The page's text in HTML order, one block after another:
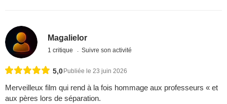
Magalielor
1 critique Suivre son activité
5,0 Publiée le 23 juin 2026
Merveilleux film qui rend à la fois hommage aux professeurs « et
aux pères lors de séparation.